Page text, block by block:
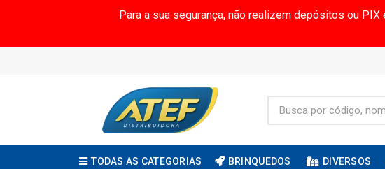
Para a sua segurança, não realizem depósitos ou
TODAS AS CATEGORIAS BRINQUEDOS DIVERSOS